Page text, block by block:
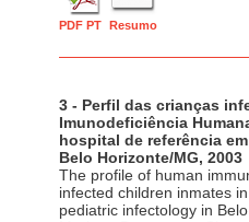
PDF PT Resumo
3 - Perfil das crianças
Imunodeficiência
hospital de referência
Belo Horizonte/MG, 2003
The profile of human
infected children inmates
pediatric infectology in